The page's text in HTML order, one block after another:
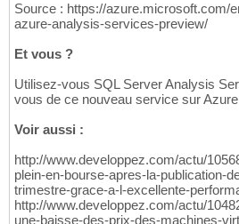
Source : https://azure.microsoft.com/
azure-analysis-services-preview/
Et vous ?
Utilisez-vous SQL Server Analysis
vous de ce nouveau service sur
Voir aussi :
http://www.developpez.com/actu/
plein-en-bourse-apres-la-publication-
trimestre-grace-a-l-excellente-
http://www.developpez.com/actu/
une-baisse-des-prix-des-machines-